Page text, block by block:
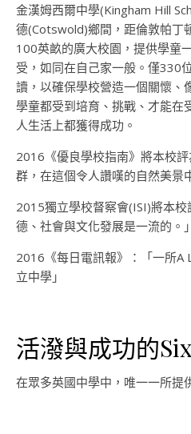
金漢姆西爾中學(Kingham Hill
德(Cotswold)鄉間，距倫敦帕丁
100英畝的廣大校園，提供學童
受，如同在自己家一般。僅330
讀，以確保學校營造一個關懷、
學童都受到培育、挑戰、才能在
人生活上都獲得成功。
2016《優良學校指南》將本校
群，在這個令人讚嘆的自然美景
2015獨立學校督察會(ISI)將本
德、社會與文化發展是一流的。」
2016《每日電訊報》：「一所A
立中學」
活潑與成功的
在眾多英國中學中，唯一一所提